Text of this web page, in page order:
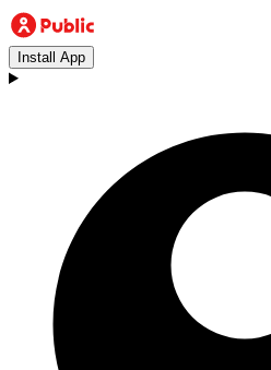
Install App